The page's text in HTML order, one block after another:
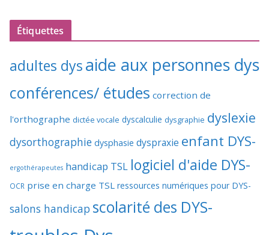
Étiquettes
adultes dysaide aux personnes dys
conférences/ études correction de
l'orthographe dictée vocale dyscalculie dysgraphie dyslexie
dysorthographie dysphasie dyspraxie enfant DYS-
ergothérapeutes handicap TSL logiciel d'aide DYS-
OCR prise en charge TSL ressources numériques pour DYS-
salons handicap scolarité des DYS-